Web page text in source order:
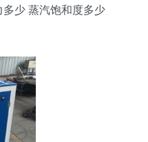
少 蒸汽饱和度多少